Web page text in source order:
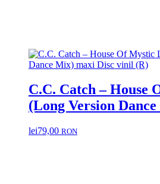
C.C. Catch – House
(Long Version Dance Mix)
lei79,00 RON